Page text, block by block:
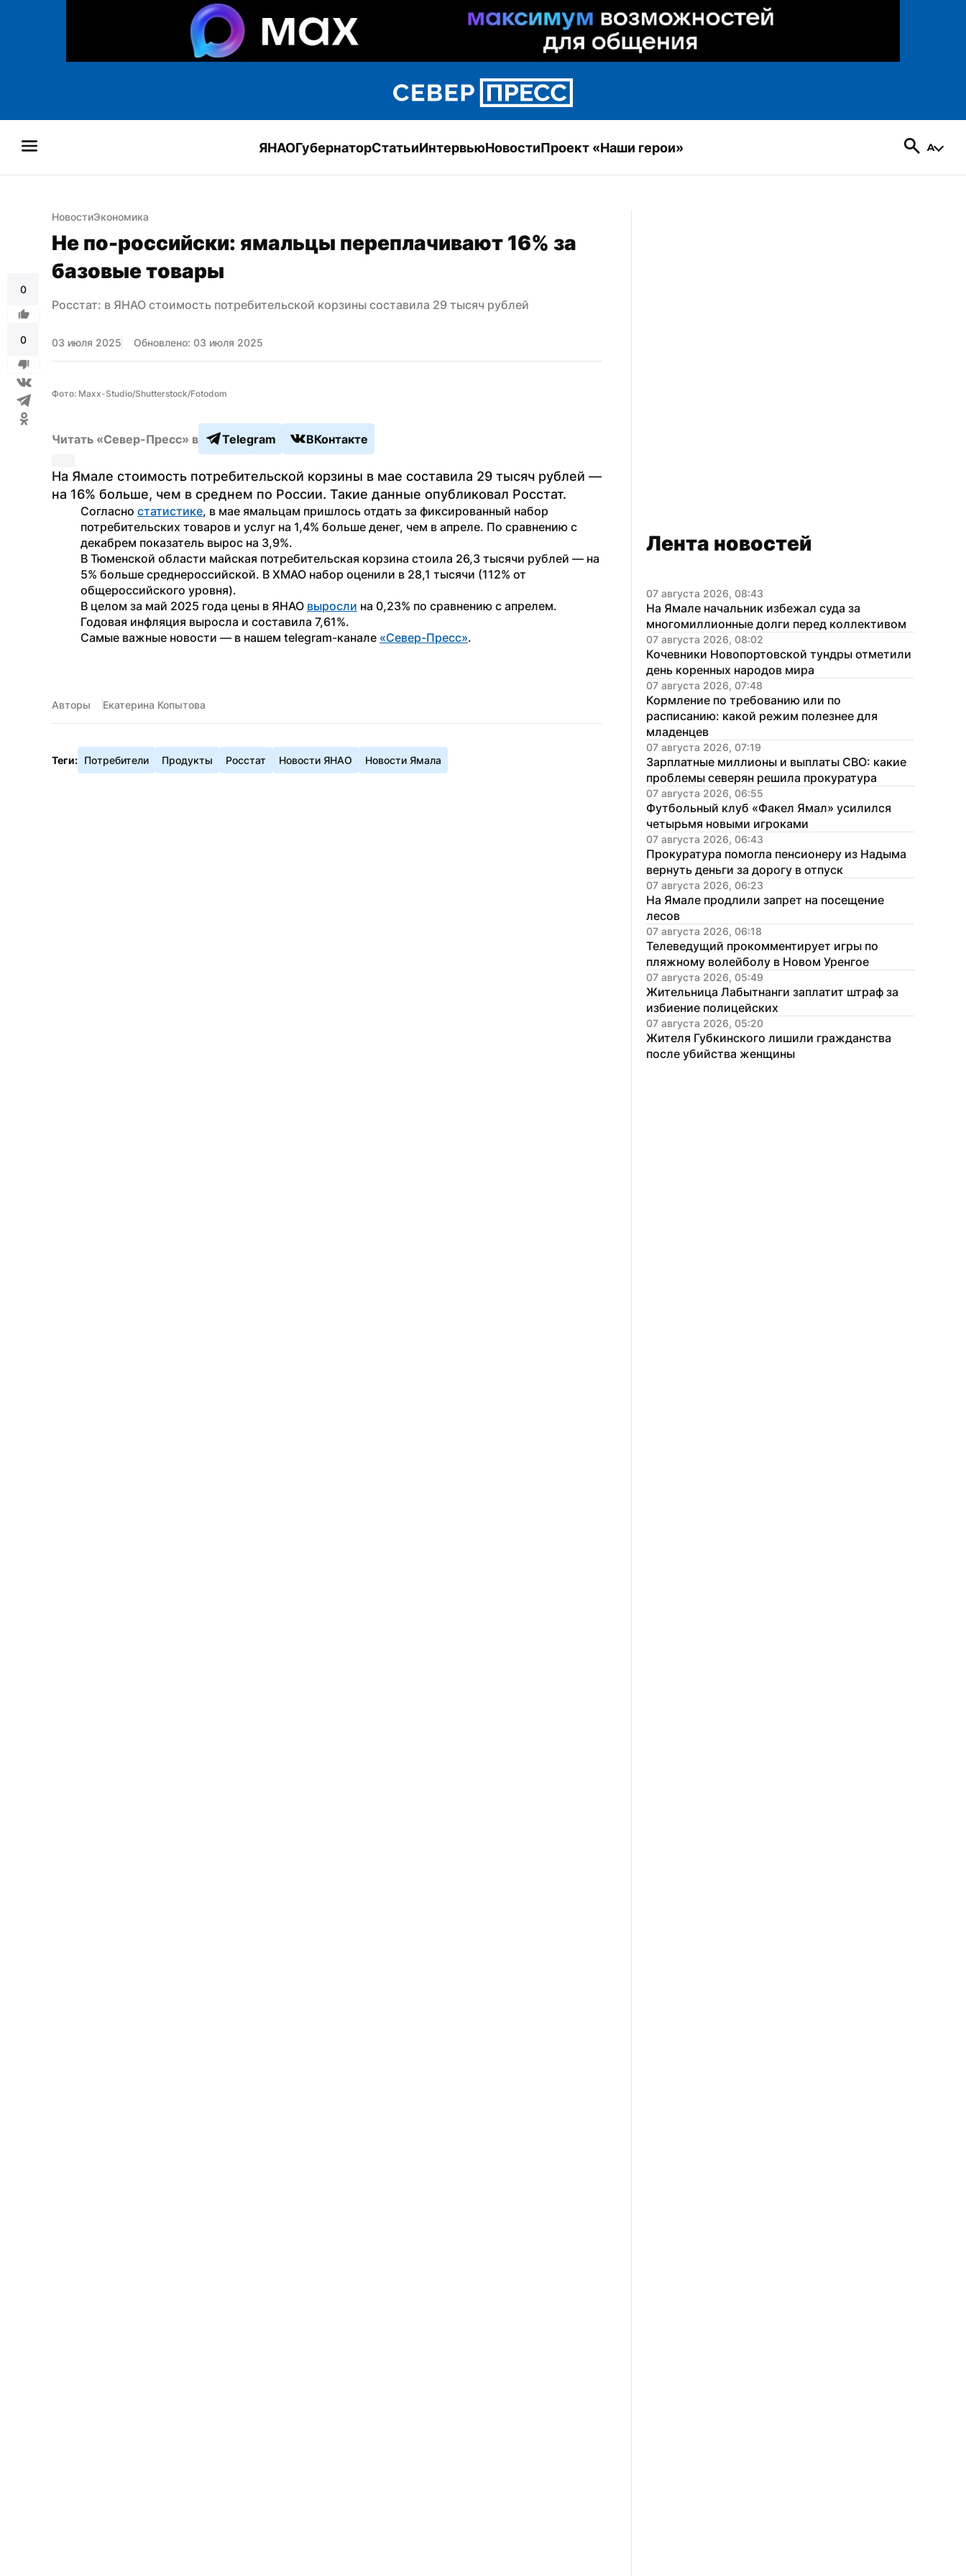
ЯНАОГубернаторСтатьиИнтервьюНовостиПроект «Наши герои»
0
0
НовостиЭкономика
Не по-российски: ямальцы переплачивают 16% за
базовые товары
Росстат: в ЯНАО стоимость потребительской корзины составила 29 тысяч рублей
03 июля 2025 Обновлено: 03 июля 2025
Фото: Maxx-Studio/Shutterstock/Fotodom
Читать «Север-Пресс» в Telegram ВКонтакте
На Ямале стоимость потребительской корзины в мае составила 29 тысяч рублей —
на 16% больше, чем в среднем по России. Такие данные опубликовал Росстат.
Согласно статистике, в мае ямальцам пришлось отдать за фиксированный набор
потребительских товаров и услуг на 1,4% больше денег, чем в апреле. По сравнению с
декабрем показатель вырос на 3,9%.
В Тюменской области майская потребительская корзина стоила 26,3 тысячи рублей — на
5% больше среднероссийской. В ХМАО набор оценили в 28,1 тысячи (112% от
общероссийского уровня).
В целом за май 2025 года цены в ЯНАО выросли на 0,23% по сравнению с апрелем.
Годовая инфляция выросла и составила 7,61%.
Самые важные новости — в нашем telegram-канале «Север-Пресс».
Авторы Екатерина Копытова
Теги: Потребители Продукты Росстат Новости ЯНАО Новости Ямала
Лента новостей
07 августа 2026, 08:43
На Ямале начальник избежал суда за
многомиллионные долги перед коллективом
07 августа 2026, 08:02
Кочевники Новопортовской тундры отметили
день коренных народов мира
07 августа 2026, 07:48
Кормление по требованию или по
расписанию: какой режим полезнее для
младенцев
07 августа 2026, 07:19
Зарплатные миллионы и выплаты СВО: какие
проблемы северян решила прокуратура
07 августа 2026, 06:55
Футбольный клуб «Факел Ямал» усилился
четырьмя новыми игроками
07 августа 2026, 06:43
Прокуратура помогла пенсионеру из Надыма
вернуть деньги за дорогу в отпуск
07 августа 2026, 06:23
На Ямале продлили запрет на посещение
лесов
07 августа 2026, 06:18
Телеведущий прокомментирует игры по
пляжному волейболу в Новом Уренгое
07 августа 2026, 05:49
Жительница Лабытнанги заплатит штраф за
избиение полицейских
07 августа 2026, 05:20
Жителя Губкинского лишили гражданства
после убийства женщины